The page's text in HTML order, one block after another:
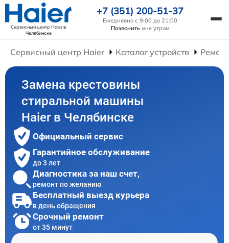
Сервисный центр Haierв
Челябинске
+7 (351) 200-51-37
Ежедневно с 9:00 до 21:00
Позвонить мне утром
Сервисный центр Haier Каталог устройств
Замена крестовины
стиральной машины
Haier в Челябинске
Официальный сервис
Гарантийное обслуживание
до 3 лет
Диагностика за наш счет,
ремонт по желанию
Бесплатный выезд курьера
в день обращения
Срочный ремонт
от 35 минут